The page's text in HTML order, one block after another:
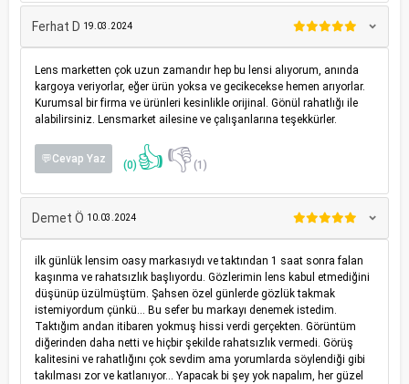
Ferhat D 19.03.2024
Lens marketten çok uzun zamandır hep bu lensi alıyorum, anında
kargoya veriyorlar, eğer ürün yoksa ve gecikecekse hemen arıyorlar.
Kurumsal bir firma ve ürünleri kesinlikle orijinal. Gönül rahatlığı ile
alabilirsiniz. Lensmarket ailesine ve çalışanlarına teşekkürler.
💬Cevap Yaz (0) 👍👎(1)
Demet Ö 10.03.2024
ilk günlük lensim oasy markasıydı ve taktından 1 saat sonra falan
kaşınma ve rahatsızlık başlıyordu. Gözlerimin lens kabul etmediğini
düşünüp üzülmüştüm. Şahsen özel günlerde gözlük takmak
istemiyordum çünkü... Bu sefer bu markayı denemek istedim.
Taktığım andan itibaren yokmuş hissi verdi gerçekten. Görüntüm
diğerinden daha netti ve hiçbir şekilde rahatsızlık vermedi. Görüş
kalitesini ve rahatlığını çok sevdim ama yorumlarda söylendiği gibi
takılması zor ve katlanıyor... Yapacak bi şey yok napalım, her güzel